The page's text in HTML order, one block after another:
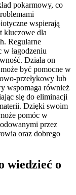
pokarmowy, co
wspierają
kluczowe dla
Regularne
łagodzeniu
Działa on
być pomocne w
przełykowy lub
wspomaga również
się do eliminacji
Dzięki swoim
pomóc w
przez
oraz dobrego
wiedzieć o